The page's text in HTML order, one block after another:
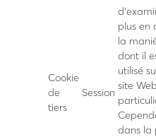
Cookie
de
tiers
Session
plus en
la
dont il
utilisé
site
dans la